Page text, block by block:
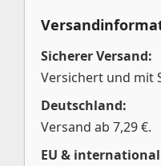
Sicherer Versand:
Versichert und mit
Deutschland:
Versand ab 7,29 €.
EU &